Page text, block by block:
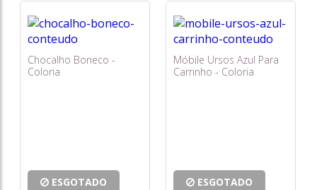
Chocalho Boneco -
Coloria
ESGOTADO
Móbile Ursos Azul Para
Carrinho - Coloria
ESGOTADO